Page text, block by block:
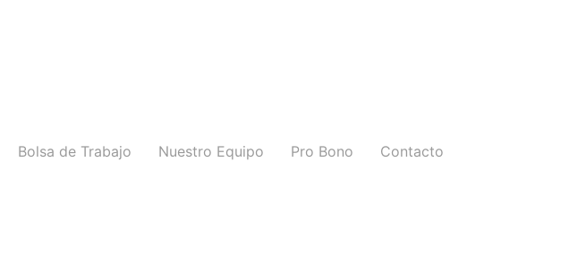
Bolsa de Trabajo Nuestro Equipo Pro Bono Contacto